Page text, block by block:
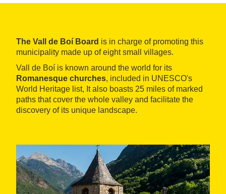
The Vall de Boí Board is in charge of promoting this
municipality made up of eight small villages.
Vall de Boí is known around the world for its
Romanesque churches, included in UNESCO's
World Heritage list, It also boasts 25 miles of marked
paths that cover the whole valley and facilitate the
discovery of its unique landscape.